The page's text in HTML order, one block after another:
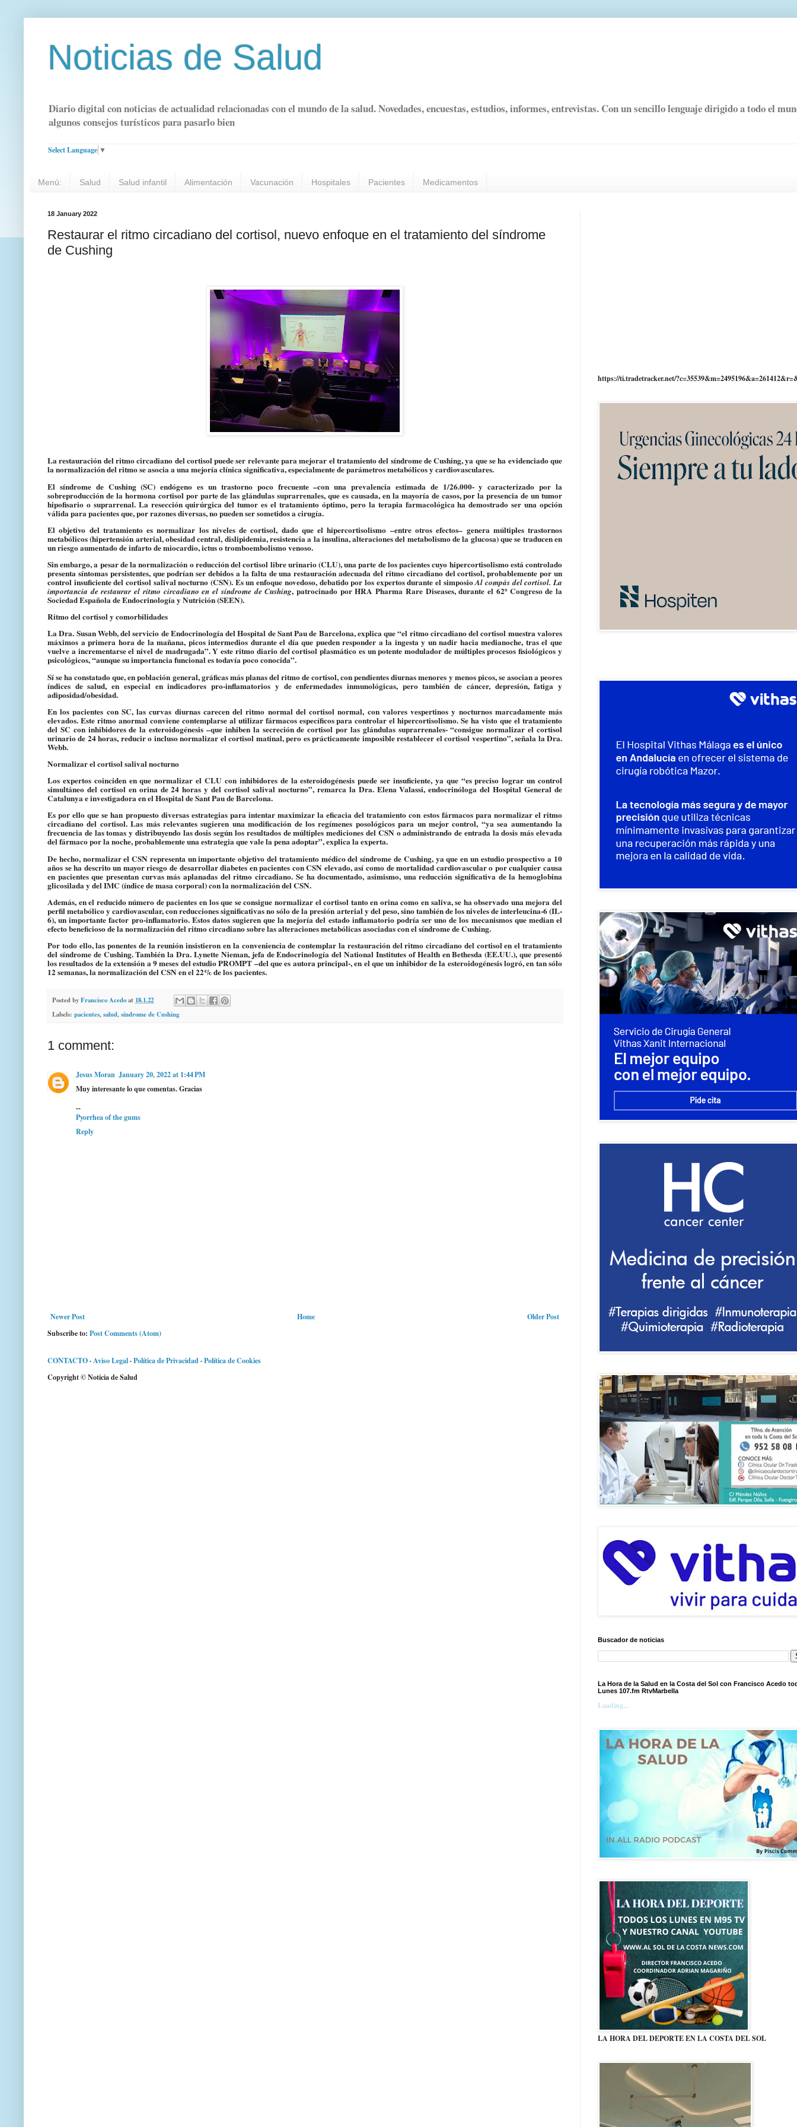
Noticias de Salud
Diario digital con noticias de actualidad relacionadas con el mundo de la salud. Novedades, encuestas, estudios, informes, entrevistas. Con un sencillo lenguaje dirigido a todo el
algunos consejos turísticos para pasarlo bien
Select Language ▼
Menú: Salud Salud infantil Alimentación Vacunación Hospitales Pacientes Medicamentos
18 January 2022
Restaurar el ritmo circadiano del cortisol, nuevo enfoque en el tratamiento del síndrome
de Cushing
La restauración del ritmo circadiano del cortisol puede ser relevante para mejorar el tratamiento del síndrome de Cushing, ya que se ha evidenciado que
la normalización del ritmo se asocia a una mejoría clínica significativa, especialmente de parámetros metabólicos y cardiovasculares.
El síndrome de Cushing (SC) endógeno es un trastorno poco frecuente–con una prevalencia estimada de 1/26.000- ycaracterizado por la
sobreproducción de la hormona cortisolpor parte de las glándulas suprarrenales, que es causada, en la mayoría de casos, por la presencia de un tumor
hipofisario o suprarrenal. La resección quirúrgica del tumor es el tratamiento óptimo, pero la terapia farmacológica ha demostrado ser una opción
válida para pacientes que, por razones diversas, no pueden ser sometidos a cirugía.
El objetivo del tratamiento es normalizar los niveles de cortisol, dado queel hipercortisolismo –entre otros efectos– genera múltiples trastornos
metabólicos(hipertensión arterial, obesidad central, dislipidemia, resistencia a la insulina, alteraciones del metabolismo de la glucosa) que se traducen en
un riesgo aumentado de infarto de miocardio, ictus o tromboembolismo venoso.
Sin embargo, a pesar de la normalización o reducción del cortisol libre urinario (CLU),una parte de los pacientes cuyo hipercortisolismo está controlado
presenta síntomas persistentes, que podrían ser debidos a la falta de una restauración adecuada del ritmo circadiano del cortisol, probablemente por un
control insuficiente del cortisol salival nocturno (CSN). Es un enfoque novedoso, debatido por los expertos durante el simposioAl compás del cortisol. La
importancia de restaurar el ritmo circadiano en el síndrome de Cushing, patrocinado por HRA Pharma Rare Diseases, durante el 62º Congreso de la
Sociedad Española de Endocrinología y Nutrición (SEEN).
Ritmo del cortisol y comorbilidades
La Dra. Susan Webb, del servicio de Endocrinología del Hospital de Sant Pau de Barcelona, explica que “el ritmo circadiano del cortisol muestra valores
máximos a primera hora de la mañana, picos intermedios durante el día que pueden responder a la ingesta y un nadir hacia medianoche, tras el que
vuelve a incrementarse el nivel de madrugada”. Yeste ritmo diario del cortisol plasmático es un potente modulador de múltiples procesos fisiológicos y
psicológicos, “aunque su importancia funcional es todavía poco conocida”.
Sí se ha constatado que, en población general,gráficas más planas del ritmo de cortisol, con pendientes diurnas menores y menos picos,se asocian a peores
índices de salud, en especial en indicadores pro-inflamatorios y de enfermedades inmunológicas, pero también de cáncer, depresión, fatiga y
adiposidad/obesidad.
En los pacientes con SC, las curvas diurnas carecen del ritmo normal del cortisol normal, con valores vespertinos y nocturnos marcadamente más
elevados. Este ritmo anormal conviene contemplarse al utilizar fármacos específicos para controlar el hipercortisolismo. Se ha visto queel tratamiento
del SC con inhibidores de la esteroidogénesis –que inhiben la secreción de cortisol por las glándulas suprarrenales-“consigue normalizar el cortisol
urinario de 24 horas, reducir o incluso normalizar el cortisol matinal, pero es prácticamente imposible restablecer el cortisol vespertino”, señala la Dra.
Webb.
Normalizar el cortisol salival nocturno
Los expertos coinciden enque normalizar el CLU con inhibidores de la esteroidogénesis puede ser insuficiente, ya que “es preciso lograr un control
simultáneo del cortisol en orina de 24 horas y del cortisol salival nocturno”, remarca la Dra. Elena Valassi, endocrinóloga del Hospital General de
Catalunya e investigadora en el Hospital de Sant Pau de Barcelona.
Es por ello quese han propuesto diversas estrategias para intentar maximizar la eficacia del tratamiento con estos fármacos para normalizar el ritmo
circadiano del cortisol. Las más relevantes sugieren una modificación de los regímenes posológicos para un mejor control, “ya sea aumentando la
frecuencia de las tomas y distribuyendo las dosis según los resultados de múltiples mediciones del CSN o administrando de entrada la dosis más elevada
del fármaco por la noche, probablemente una estrategia que vale la pena adoptar”, explica la experta.
De hecho, normalizar el CSN representa un importante objetivo del tratamiento médico del síndrome de Cushing, ya que en un estudio prospectivo a 10
años se ha descrito un mayor riesgo de desarrollar diabetes en pacientes con CSN elevado, así como de mortalidad cardiovascular o por cualquier causa
en pacientes que presentan curvas más aplanadas del ritmo circadiano. Se ha documentado, asimismo, una reducción significativa de la hemoglobina
glicosilada y del IMC (índice de masa corporal) con la normalización del CSN.
Además, en el reducido número de pacientes en los que se consigue normalizar el cortisol tanto en orina como en saliva, se ha observado una mejora del
perfil metabólico y cardiovascular, con reducciones significativas no sólo de la presión arterial y del peso, sino también de los niveles de interleucina-6 (IL-
6), un importante factor pro-inflamatorio. Estos datos sugieren que la mejoría del estado inflamatorio podría ser uno de los mecanismos que median el
efecto beneficioso de la normalización del ritmo circadiano sobre las alteraciones metabólicas asociadas con el síndrome de Cushing.
Por todo ello, las ponentes de la reunión insistieron en la conveniencia de contemplar la restauración del ritmo circadiano del cortisol en el tratamiento
del síndrome de Cushing. También la Dra. Lynette Nieman, jefa de Endocrinología del National Institutes of Health en Bethesda (EE.UU.), que presentó
los resultados de la extensión a 9 meses del estudio PROMPT –del que es autora principal-, en el que un inhibidor de la esteroidogénesis logró, en tan sólo
12 semanas, la normalización del CSN en el 22% de los pacientes.
Posted byFrancisco Acedoat 18.1.22
Labels: pacientes,salud,síndrome de Cushing
1 comment:
Jesus Moran January 20, 2022 at 1:44 PM
Muy interesante lo que comentas. Gracias
--
Pyorrhea of the gums
Reply
Newer Post Older Post
Home
Subscribe to: Post Comments (Atom)
CONTACTO·Aviso Legal·Política de Privacidad·Política de Cookies
Copyright © Noticia de Salud
https://ti.tradetracker.net/
Buscador de noticias
La Hora de la Salud en la Costa del Sol con Francisco Acedo
Lunes 107.fm RtvMarbella
Loading...
LA HORA DEL DEPORTE EN LA COSTA DEL SOL